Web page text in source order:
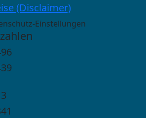
(Disclaimer)
Einstellungen